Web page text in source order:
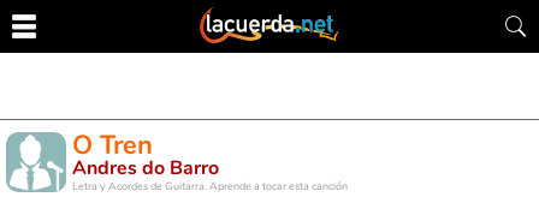
O Tren
Andres do Barro
Letra y Acordes de Guitarra. Aprende a tocar esta canción